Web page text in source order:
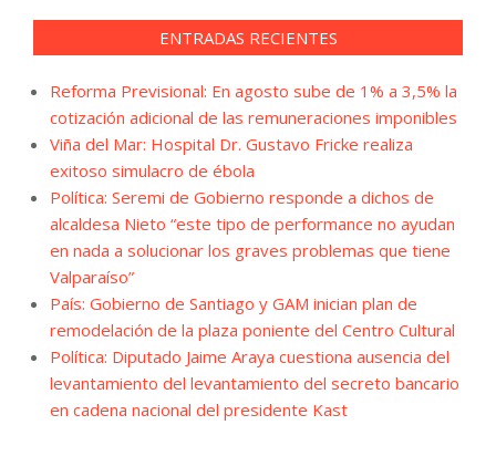
ENTRADAS RECIENTES
Reforma Previsional: En agosto sube de 1% a 3,5% la
cotización adicional de las remuneraciones imponibles
Viña del Mar: Hospital Dr. Gustavo Fricke realiza
exitoso simulacro de ébola
Política: Seremi de Gobierno responde a dichos de
alcaldesa Nieto “este tipo de performance no ayudan
en nada a solucionar los graves problemas que tiene
Valparaíso”
País: Gobierno de Santiago y GAM inician plan de
remodelación de la plaza poniente del Centro Cultural
Política: Diputado Jaime Araya cuestiona ausencia del
levantamiento del levantamiento del secreto bancario
en cadena nacional del presidente Kast